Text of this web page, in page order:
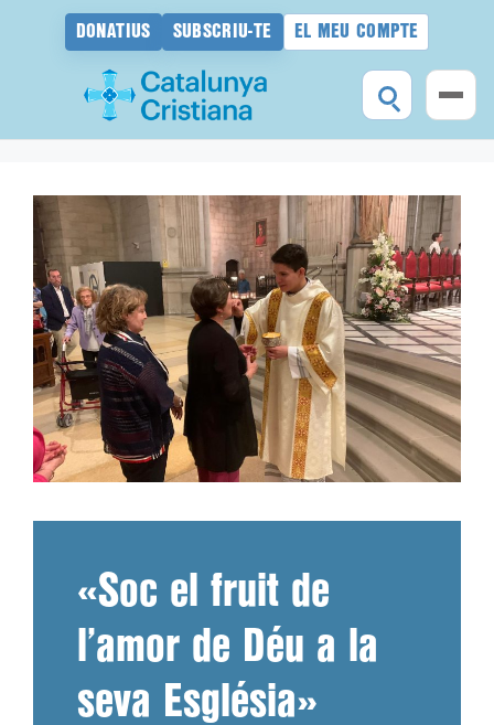
DONATIUS SUBSCRIU-TE EL MEU COMPTE
contingut
«Soc el fruit de
l’amor de Déu a la
seva Església»